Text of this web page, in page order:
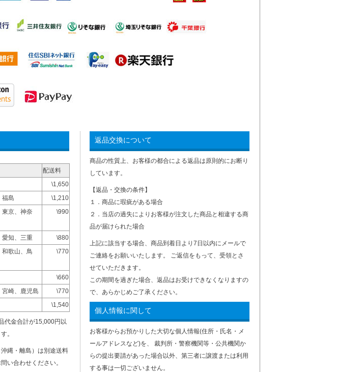
配送料
\1,650
福島
\1,210
東京、神奈
\990
愛知、三重
\880
歌山、鳥
\770
\660
崎、鹿児島
\770
\1,540
代金合計が15,000円以
。
縄・離島）は別途送料
い合わせください。
返品交換について
商品の性質上、お客様の都合による返品は原則的にお断り
しています。
【返品・交換の条件】
１．商品に瑕疵がある場合
２．当店の過失によりお客様が注文した商品と相違する商
品が届けられた場合
上記に該当する場合、商品到着日より7日以内にメールで
ご連絡をお願いいたします。 ご返信をもって、受領とさ
せていただきます。
この期間を過ぎた場合、返品はお受けできなくなりますの
で、あらかじめご了承ください。
個人情報に関して
お客様からお預かりした大切な個人情報(住所・氏名・メ
ールアドレスなど)を、 裁判所・警察機関等・公共機関か
らの提出要請があった場合以外、第三者に譲渡または利用
する事は一切ございません。